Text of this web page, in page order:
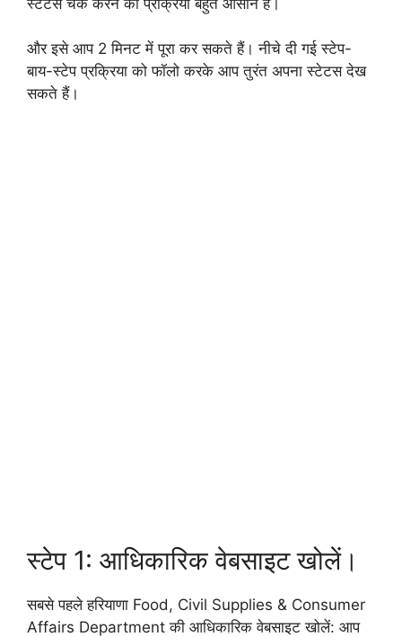
और इसे आप 2 मिनट में पूरा कर सकते हैं। नीचे दी गई स्टेप-
बाय-स्टेप प्रक्रिया को फॉलो करके आप तुरंत अपना स्टेटस देख
सकते हैं।
स्टेप 1: आधिकारिक वेबसाइट खोलें।
सबसे पहले हरियाणा Food, Civil Supplies & Consumer
Affairs Department की आधिकारिक वेबसाइट खोलें: आप